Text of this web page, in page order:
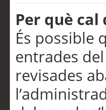
Per què
És possible
entrades
revisades